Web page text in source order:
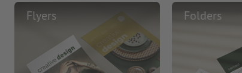
Flyers Folders